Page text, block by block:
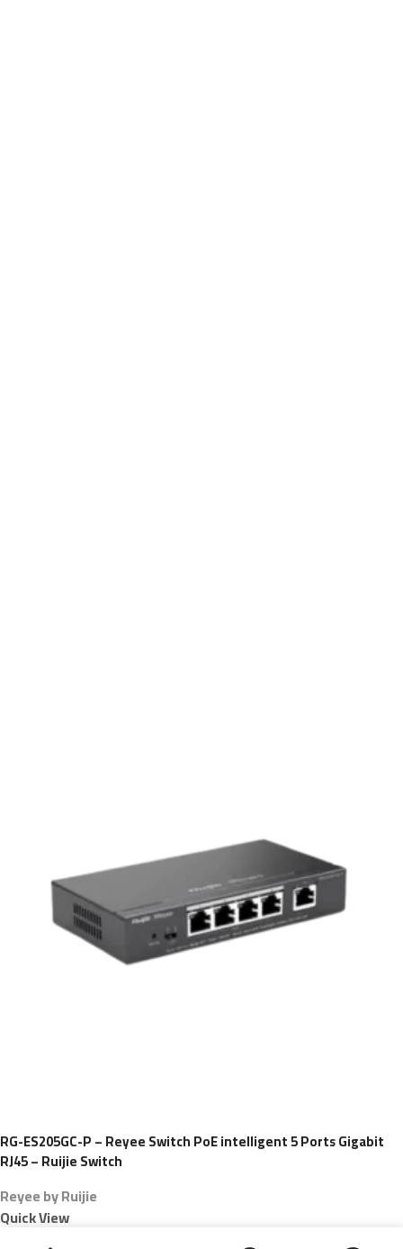
RG-ES205GC-P – Reyee Switch PoE intelligent 5 Ports Gigabit
RJ45 – Ruijie Switch
Reyee by Ruijie
Quick View